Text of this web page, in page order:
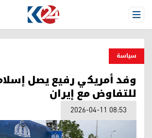
Open Menu
سیاسة
وفد أمريكي رفيع يصل
للتفاوض مع إيران
2026-04-11 08:53